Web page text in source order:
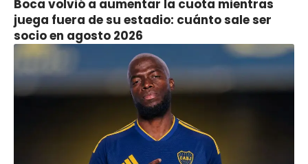
Boca volvió a aumentar la cuota mientras
juega fuera de su estadio: cuánto sale ser
socio en agosto 2026